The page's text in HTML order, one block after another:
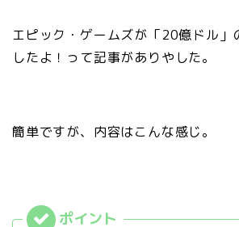
エピック・ゲームズが「20億ドル」
したよ！って記事がありやした。
簡単ですが、内容はこんな感じ。